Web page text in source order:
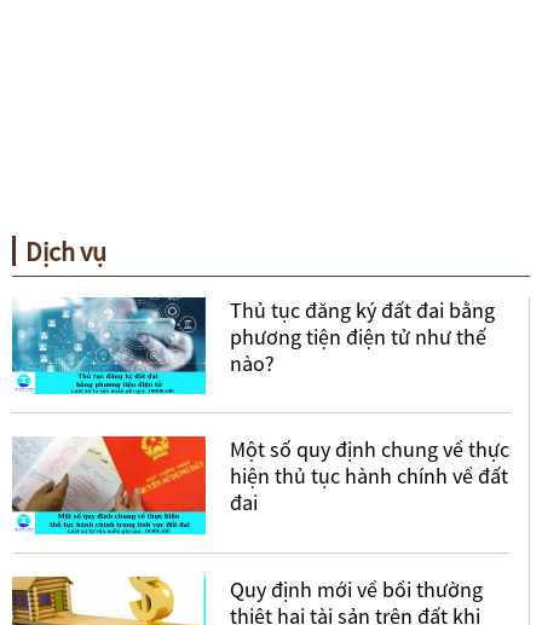
Dịch vụ
Thủ tục đăng ký đất đai bằng
phương tiện điện tử như thế
nào?
Một số quy định chung về thực
hiện thủ tục hành chính về đất
đai
Quy định mới về bồi thường
thiệt hại tài sản trên đất khi